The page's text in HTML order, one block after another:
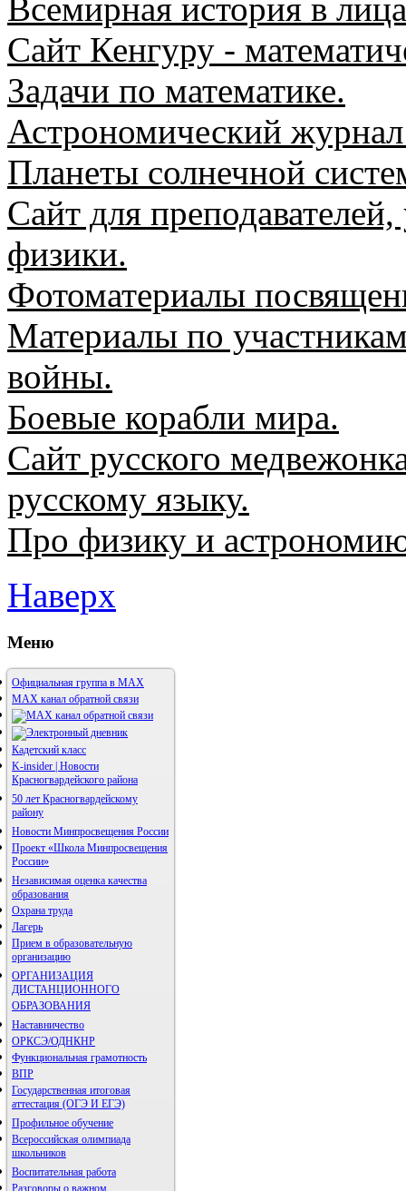
Всемирная история в
Сайт Кенгуру -
Задачи по математике.
Астрономический журнал
Планеты солнечной
Сайт для
физики.
Фотоматериалы
Материалы по
войны.
Боевые корабли мира.
Сайт русского
русскому языку.
Про физику и
Наверх
Меню
Официальная группа в МАХ
MAX канал обратной связи
Кадетский класс
K-insider | Новости
Красногвардейского района
50 лет Красногвардейскому
району
Новости Минпросвещения России
Проект «Школа Минпросвещения
России»
Независимая оценка качества
образования
Охрана труда
Лагерь
Прием в образовательную
организацию
ОРГАНИЗАЦИЯ
ДИСТАНЦИОННОГО
ОБРАЗОВАНИЯ
Наставничество
ОРКСЭ/ОДНКНР
Функциональная грамотность
ВПР
Государственная итоговая
аттестация (ОГЭ И ЕГЭ)
Профильное обучение
Всероссийская олимпиада
школьников
Воспитательная работа